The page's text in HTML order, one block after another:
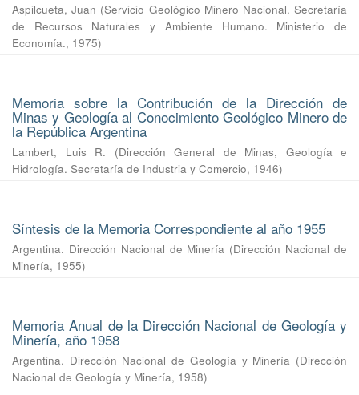
Aspilcueta, Juan (Servicio Geológico Minero Nacional. Secretaría
de Recursos Naturales y Ambiente Humano. Ministerio de
Economía., 1975)
Memoria sobre la Contribución de la Dirección de
Minas y Geología al Conocimiento Geológico Minero de
la República Argentina
Lambert, Luis R. (Dirección General de Minas, Geología e
Hidrología. Secretaría de Industria y Comercio, 1946)
Síntesis de la Memoria Correspondiente al año 1955
Argentina. Dirección Nacional de Minería (Dirección Nacional de
Minería, 1955)
Memoria Anual de la Dirección Nacional de Geología y
Minería, año 1958
Argentina. Dirección Nacional de Geología y Minería (Dirección
Nacional de Geología y Minería, 1958)